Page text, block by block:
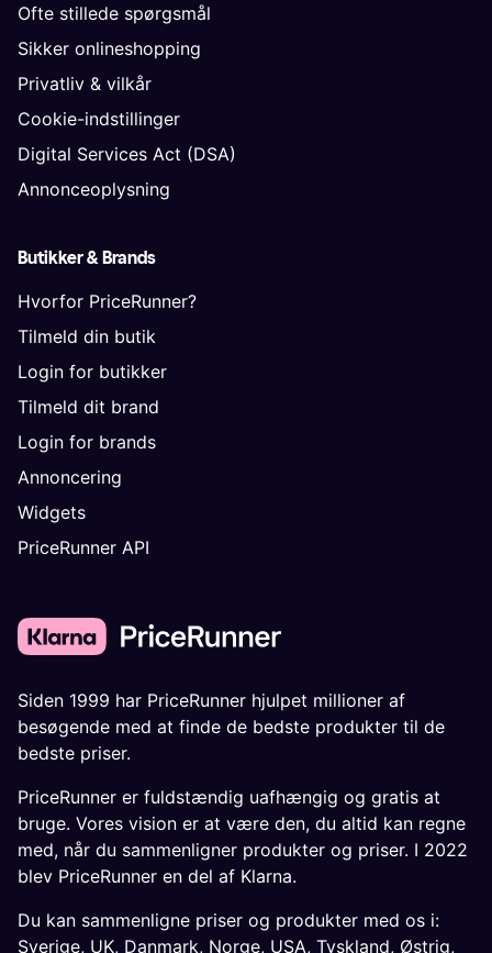
Ofte stillede spørgsmål
Sikker onlineshopping
Privatliv & vilkår
Cookie-indstillinger
Digital Services Act (DSA)
Annonceoplysning
Butikker & Brands
Hvorfor PriceRunner?
Tilmeld din butik
Login for butikker
Tilmeld dit brand
Login for brands
Annoncering
Widgets
PriceRunner API
Siden 1999 har PriceRunner hjulpet millioner af
besøgende med at finde de bedste produkter til de
bedste priser.
PriceRunner er fuldstændig uafhængig og gratis at
bruge. Vores vision er at være den, du altid kan regne
med, når du sammenligner produkter og priser. I 2022
blev PriceRunner en del af Klarna.
Du kan sammenligne priser og produkter med os i:
Sverige, UK, Danmark, Norge, USA, Tyskland, Østrig,